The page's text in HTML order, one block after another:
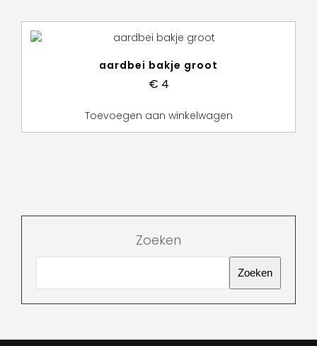
aardbei bakje groot
€ 4
Toevoegen aan winkelwagen
Zoeken
Zoeken